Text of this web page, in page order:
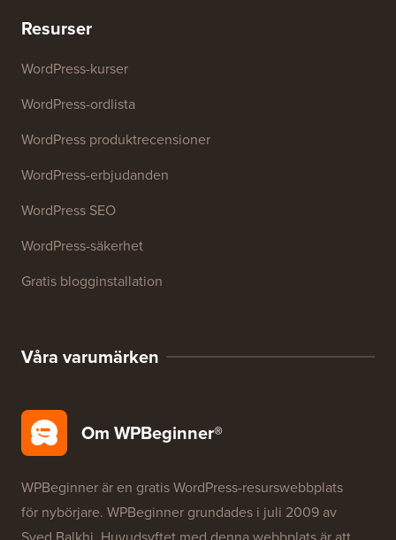
Webbplats SEO-analysator
E-postsignaturgenerator
27+ gratis företagsverktyg
Resurser
WordPress-kurser
WordPress-ordlista
WordPress produktrecensioner
WordPress SEO
Gratis blogginstallation
Våra varumärken